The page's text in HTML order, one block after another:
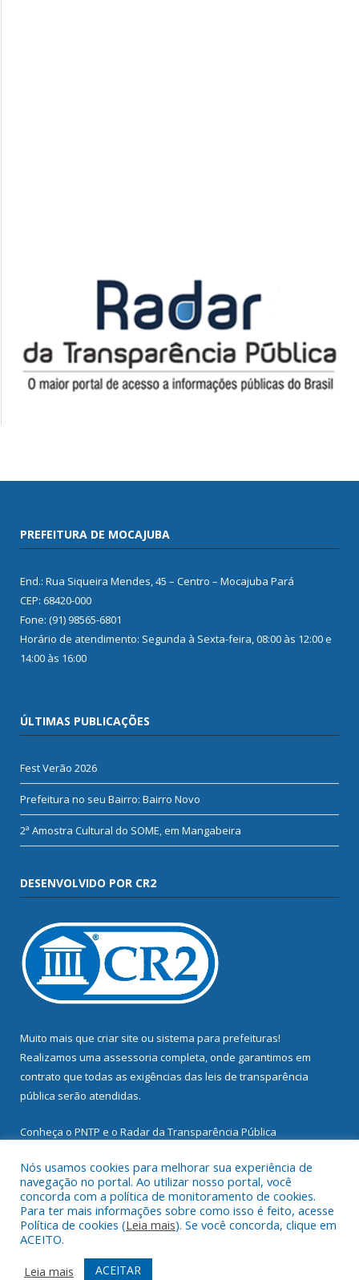
PREFEITURA DE MOCAJUBA
End.: Rua Siqueira Mendes, 45 – Centro – Mocajuba Pará
CEP: 68420-000
Fone: (91) 98565-6801
Horário de atendimento: Segunda à Sexta-feira, 08:00 às 12:00 e
14:00 às 16:00
ÚLTIMAS PUBLICAÇÕES
Fest Verão 2026
Prefeitura no seu Bairro: Bairro Novo
2ª Amostra Cultural do SOME, em Mangabeira
DESENVOLVIDO POR CR2
Muito mais que criar site ou sistema para prefeituras!
Realizamos uma assessoria completa, onde garantimos em
contrato que todas as exigências das leis de transparência
pública serão atendidas.
Conheça o PNTP e o Radar da Transparência Pública
Todos os direitos reservados a Prefeitura Municipal de
Mocajuba.
Mapa do Site
Acessar Área Administrativa
Nós usamos cookies para melhorar sua experiência de
navegação no portal. Ao utilizar nosso portal, você
concorda com a política de monitoramento de cookies.
Para ter mais informações sobre como isso é feito, acesse
Política de cookies (Leia mais). Se você concorda, clique em
ACEITO.
Leia mais
ACEITAR